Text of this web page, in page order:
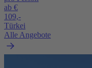
ab €
109,-
Türkei
Alle Angebote